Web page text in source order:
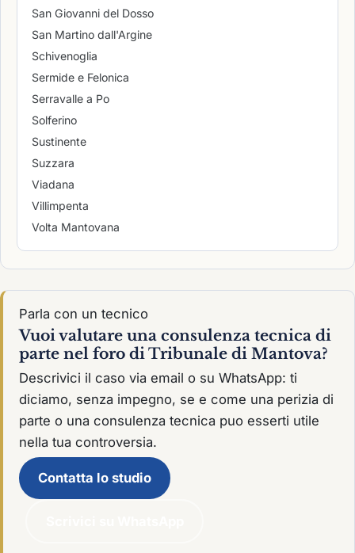
San Giovanni del Dosso
San Martino dall'Argine
Schivenoglia
Sermide e Felonica
Serravalle a Po
Solferino
Sustinente
Suzzara
Viadana
Villimpenta
Volta Mantovana
Parla con un tecnico
Vuoi valutare una consulenza tecnica di
parte nel foro di Tribunale di Mantova?
Descrivici il caso via email o su WhatsApp: ti
diciamo, senza impegno, se e come una perizia di
parte o una consulenza tecnica puo esserti utile
nella tua controversia.
Contatta lo studio